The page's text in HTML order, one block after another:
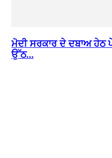
ਮੋਦੀ ਸਰਕਾਰ ਦੇ ਦਬਾਅ ਹੇਠ
ਉੱਠ...